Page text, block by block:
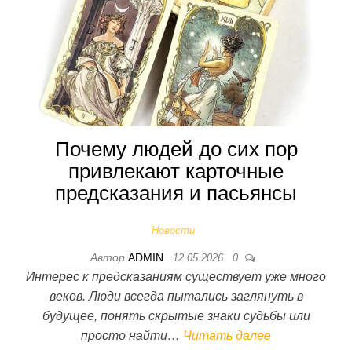
Почему людей до сих пор
привлекают карточные
предсказания и пасьянсы
Новости
Автор ADMIN 12.05.2026 0
Интерес к предсказаниям существует уже много
веков. Люди всегда пытались заглянуть в
будущее, понять скрытые знаки судьбы или
просто найти… Читать далее